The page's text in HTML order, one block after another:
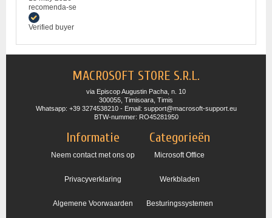
recomenda-se
Verified buyer
MACROSOFT STORE S.R.L.
via Episcop Augustin Pacha, n. 10
300055, Timisoara, Timis
Whatsapp: +39 3274538210 - Email: support@macrosoft-support.eu
BTW-nummer: RO45281950
Informatie
Neem contact met ons op
Privacyverklaring
Algemene Voorwaarden
Categorieën
Microsoft Office
Werkbladen
Besturingssystemen